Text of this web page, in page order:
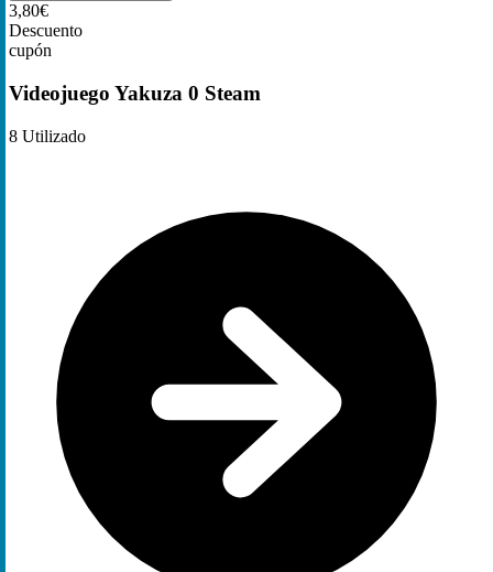
3,80€
Descuento
cupón
Videojuego Yakuza 0 Steam
8 Utilizado